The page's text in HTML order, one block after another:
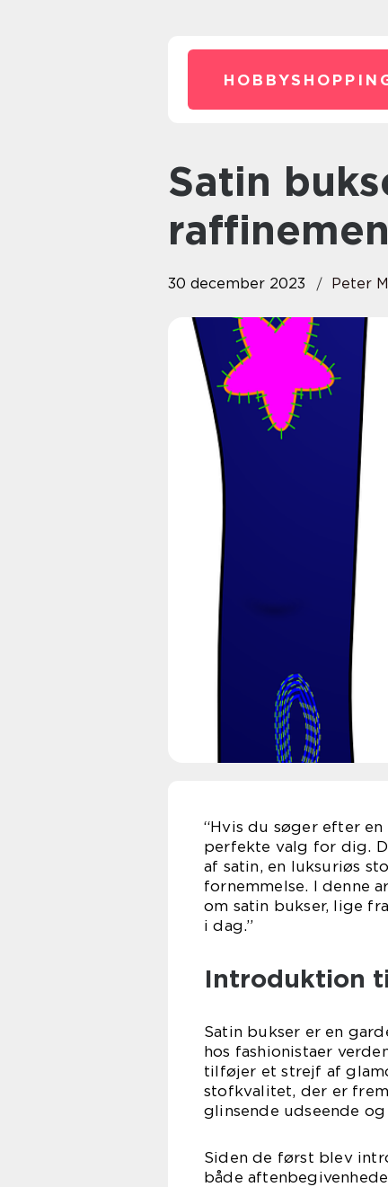
Satin bukser – elegance og
30 december 2023 Peter
“Hvis du søger efter
perfekte valg for dig.
af satin, en luksuriøs
fornemmelse. I denne
om satin bukser, lige
i dag.”
Introduktion
Satin bukser er en
hos fashionistaer
tilføjer et strejf af
stofkvalitet, der er
glinsende udseende
Siden de først blev
både